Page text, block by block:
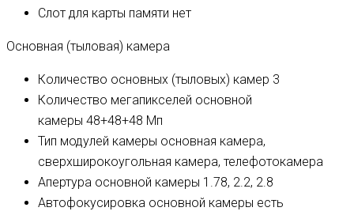
Слот для карты памяти нет
Основная (тыловая) камера
Количество основных (тыловых) камер 3
Количество мегапикселей основной
камеры 48+48+48 Мп
Тип модулей камеры основная камера,
сверхширокоугольная камера, телефотокамера
Апертура основной камеры 1.78, 2.2, 2.8
Автофокусировка основной камеры есть